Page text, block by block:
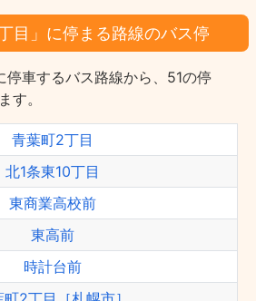
目」に停まる路線のバス停
停車するバス路線から、51の停
す。
青葉町2丁目
北1条東10丁目
東商業高校前
東高前
時計台前